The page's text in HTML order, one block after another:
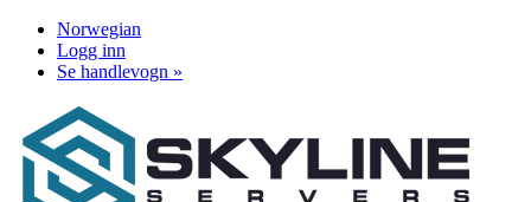
Norwegian
Logg inn
Se handlevogn »